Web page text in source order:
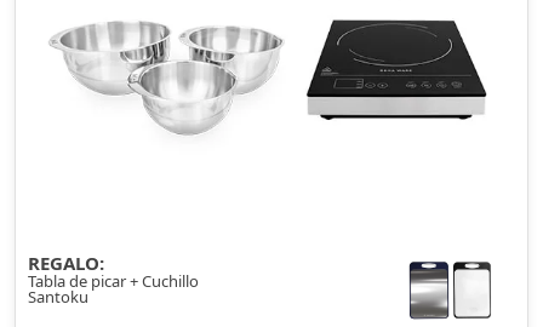
REGALO:
Tabla de picar + Cuchillo
Santoku